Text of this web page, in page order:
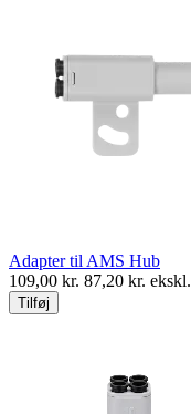
Adapter til AMS Hub
109,00 kr. 87,20 kr. ekskl.
Tilføj